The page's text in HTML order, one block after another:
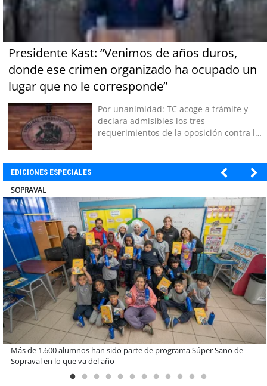
Presidente Kast: “Venimos de años duros,
donde ese crimen organizado ha ocupado un
lugar que no le corresponde”
Por unanimidad: TC acoge a trámite y
declara admisibles los tres
requerimientos de la oposición contra la
EDICIONES ESPECIALES
ULTRAPORT
Miguel Palacios asume la presidencia de Magallanes Puerto
Sostenible con foco en la vinculación ciudadana